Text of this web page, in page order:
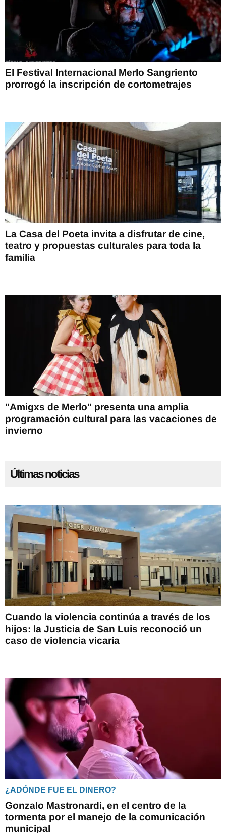
El Festival Internacional Merlo Sangriento
prorrogó la inscripción de cortometrajes
La Casa del Poeta invita a disfrutar de cine,
teatro y propuestas culturales para toda la
familia
"Amigxs de Merlo" presenta una amplia
programación cultural para las vacaciones de
invierno
Últimas noticias
Cuando la violencia continúa a través de los
hijos: la Justicia de San Luis reconoció un
caso de violencia vicaria
¿ADÓNDE FUE EL DINERO?
Gonzalo Mastronardi, en el centro de la
tormenta por el manejo de la comunicación
municipal